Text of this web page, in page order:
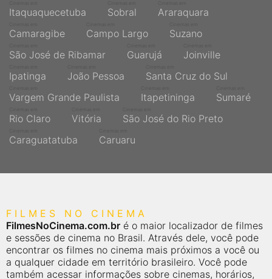
Itaquaquecetuba Sobral Araraquara
Camaragibe Campo Largo Suzano
São José de Ribamar Guarujá Joinville
Ipatinga João Pessoa Santa Cruz do Sul
Vargem Grande Paulista Itapetininga Sumaré
Rio Claro Vitória São José do Rio Preto
Caraguatatuba Caruaru
FILMES NO CINEMA
FilmesNoCinema.com.br é o maior localizador de filmes
e sessões de cinema no Brasil. Através dele, você pode
encontrar os filmes no cinema mais próximos a você ou
a qualquer cidade em território brasileiro. Você pode
também acessar informações sobre cinemas, horários,